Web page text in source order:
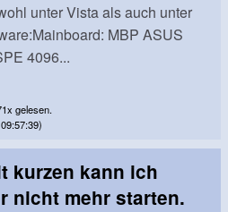
unter Vista als auch unter
MBP ASUS
4096...
gelesen.
kurzen kann ich
nicht mehr starten.